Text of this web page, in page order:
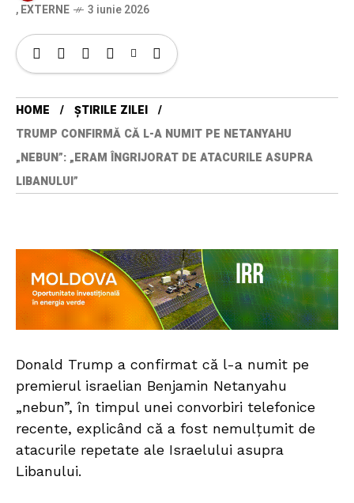
,EXTERNE 3 iunie 2026
HOME
ȘTIRILE ZILEI
TRUMP CONFIRMĂ CĂ L-A NUMIT PE NETANYAHU
„NEBUN”: „ERAM ÎNGRIJORAT DE ATACURILE ASUPRA
LIBANULUI”
Donald Trump a confirmat că l-a numit pe
premierul israelian Benjamin Netanyahu
„nebun”, în timpul unei convorbiri telefonice
recente, explicând că a fost nemulțumit de
atacurile repetate ale Israelului asupra
Libanului.